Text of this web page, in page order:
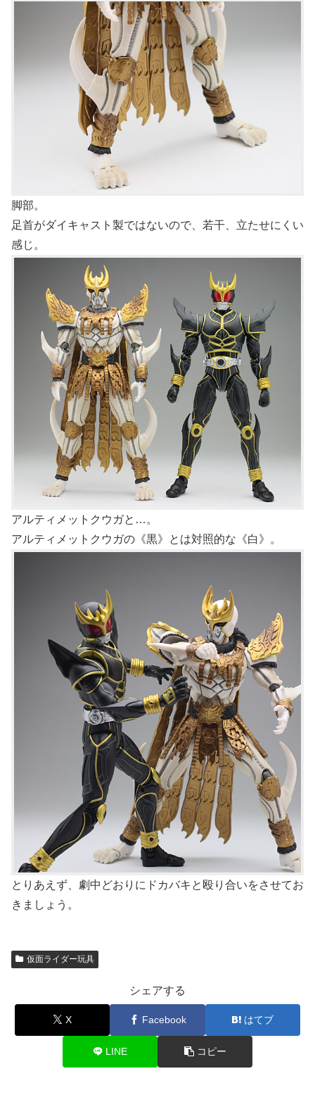
脚部。
足首がダイキャスト製ではないので、若干、立たせにくい
感じ。
アルティメットクウガと…。
アルティメットクウガの《黒》とは対照的な《白》。
とりあえず、劇中どおりにドカバキと殴り合いをさせてお
きましょう。
仮面ライダー玩具
シェアする
X Facebook はてブ
LINE コピー